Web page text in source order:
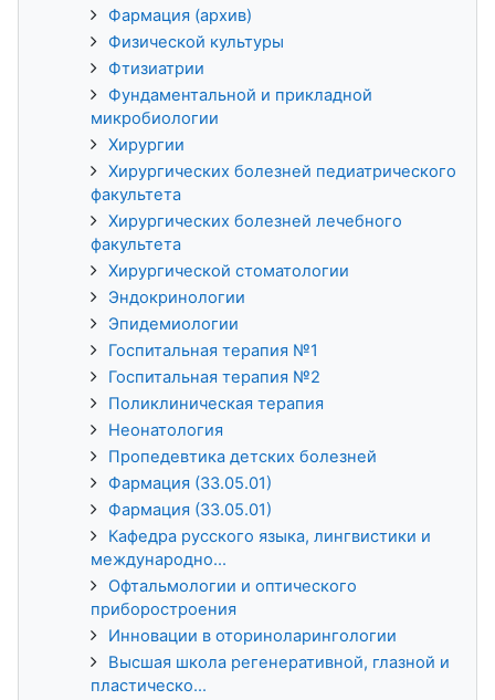
Фармация (архив)
Физической культуры
Фтизиатрии
Фундаментальной и прикладной
микробиологии
Хирургии
Хирургических болезней педиатрического
факультета
Хирургических болезней лечебного
факультета
Хирургической стоматологии
Эндокринологии
Эпидемиологии
Госпитальная терапия №1
Госпитальная терапия №2
Поликлиническая терапия
Неонатология
Пропедевтика детских болезней
Фармация (33.05.01)
Фармация (33.05.01)
Кафедра русского языка, лингвистики и
международно...
Офтальмологии и оптического
приборостроения
Инновации в оториноларингологии
Высшая школа регенеративной, глазной и
пластическо...